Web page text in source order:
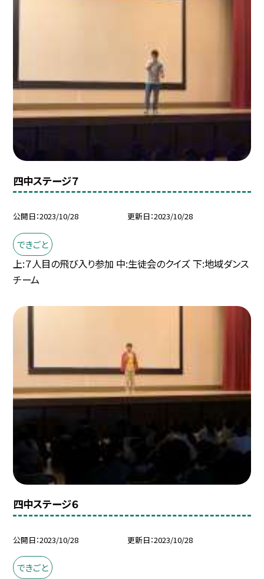
四中ステージ７
公開日 2023/10/28 更新日 2023/10/28
できごと
上:７人目の飛び入り参加 中:生徒会のクイズ 下:地域ダンス
チーム
四中ステージ６
公開日 2023/10/28 更新日 2023/10/28
できごと